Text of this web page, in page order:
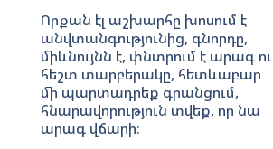
Որքան էլ աշխարհը խոսում է
անվտանգությունից, գնորդը,
միևնույնն է, փնտրում է արագ ու
հեշտ տարբերակը, հետևաբար
մի պարտադրեք գրանցում,
հնարավորություն տվեք, որ նա
արագ վճարի։